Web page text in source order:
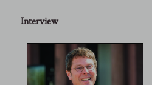
Interview